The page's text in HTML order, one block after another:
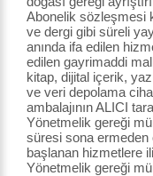
Abonelik sözleşmesi
ve dergi gibi süreli
anında ifa edilen
edilen gayrimaddi
kitap, dijital içerik,
ve veri depolama
ambalajının ALICI
Yönetmelik gereği
süresi sona ermeden
başlanan hizmetlere
Yönetmelik gereği